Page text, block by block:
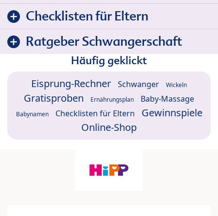
Checklisten für Eltern
Ratgeber Schwangerschaft
Häufig geklickt
Eisprung-Rechner Schwanger Wickeln
Gratisproben Ernährungsplan Baby-Massage
Babynamen Checklisten für Eltern
Gewinnspiele
Online-Shop